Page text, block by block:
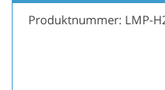
Produktnummer: LMP-